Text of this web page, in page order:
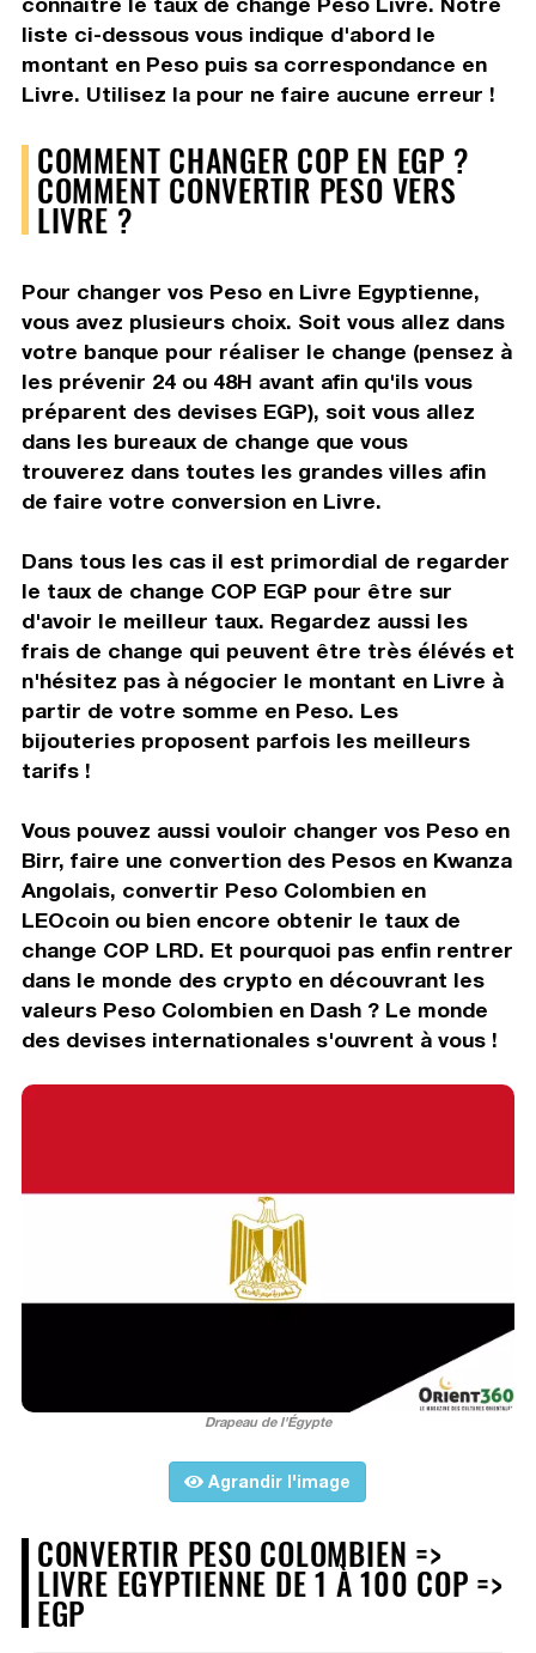
liste ci-dessous vous indique d'abord le
montant en Peso puis sa correspondance en
Livre. Utilisez la pour ne faire aucune erreur !
COMMENT CHANGER COP EN EGP ?
COMMENT CONVERTIR PESO VERS
LIVRE ?
Pour changer vos Peso en Livre Egyptienne,
vous avez plusieurs choix. Soit vous allez dans
votre banque pour réaliser le change (pensez à
les prévenir 24 ou 48H avant afin qu'ils vous
préparent des devises EGP), soit vous allez
dans les bureaux de change que vous
trouverez dans toutes les grandes villes afin
de faire votre conversion en Livre.
Dans tous les cas il est primordial de regarder
le taux de change COP EGP pour être sur
d'avoir le meilleur taux. Regardez aussi les
frais de change qui peuvent être très élévés et
n'hésitez pas à négocier le montant en Livre à
partir de votre somme en Peso. Les
bijouteries proposent parfois les meilleurs
tarifs !
Vous pouvez aussi vouloir changer vos Peso en
Birr, faire une convertion des Pesos en Kwanza
Angolais, convertir Peso Colombien en
LEOcoin ou bien encore obtenir le taux de
change COP LRD. Et pourquoi pas enfin rentrer
dans le monde des crypto en découvrant les
valeurs Peso Colombien en Dash ? Le monde
des devises internationales s'ouvrent à vous !
Drapeau de l'Égypte
Agrandir l'image
CONVERTIR PESO COLOMBIEN =>
LIVRE EGYPTIENNE DE 1 À 100 COP =>
EGP